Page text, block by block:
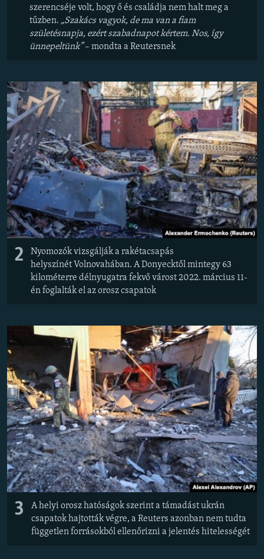
szerencséje volt, hogy ő és családja nem halt meg a
tűzben. „Szakács vagyok, de ma van a fiam
születésnapja, ezért szabadnapot kértem. Nos, így
ünnepeltünk”– mondta a Reutersnek
2
Nyomozók vizsgálják a rakétacsapás
helyszínét Volnovahában. A Donyecktől mintegy 63
kilométerre délnyugatra fekvő várost 2022. március 11-
én foglalták el az orosz csapatok
3
A helyi orosz hatóságok szerint a támadást ukrán
csapatok hajtották végre, a Reuters azonban nem tudta
független forrásokból ellenőrizni a jelentés hitelességét